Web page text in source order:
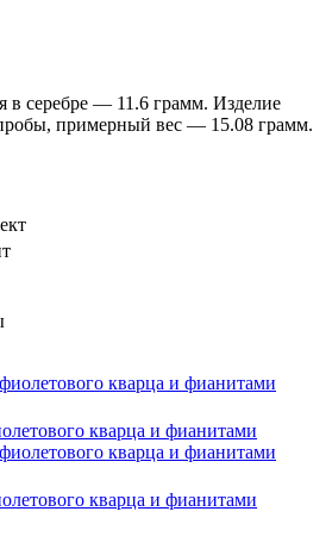
в серебре — 11.6 грамм. Изделие
примерный вес — 15.08 грамм.
кварца и фианитами
кварца и фианитами